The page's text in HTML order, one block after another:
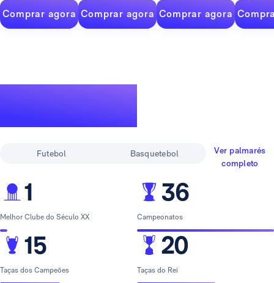
Comprar agora Comprar agora Comprar agora
Futebol Basquetebol
Ver palmarés
completo
1
Melhor Clube do Século XX
15
Taças dos Campeões
36
Campeonatos
20
Taças do Rei